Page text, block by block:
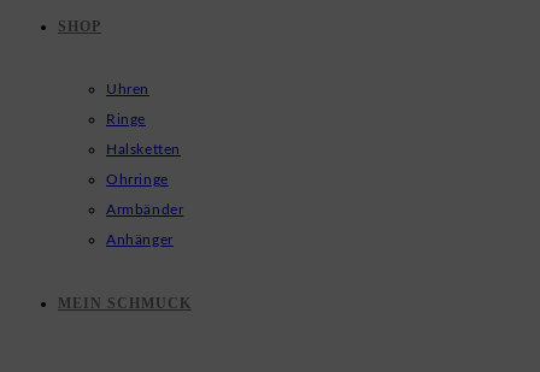
SHOP
Uhren
Ringe
Halsketten
Ohrringe
Armbänder
Anhänger
MEIN SCHMUCK